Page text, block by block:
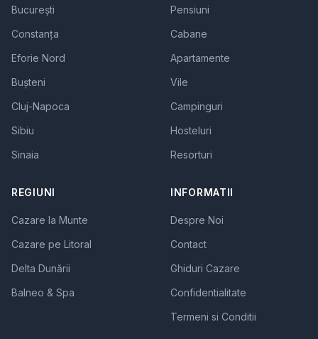
București
Constanța
Eforie Nord
Bușteni
Cluj-Napoca
Sibiu
Sinaia
Pensiuni
Cabane
Apartamente
Vile
Campinguri
Hosteluri
Resorturi
REGIUNI
Cazare la Munte
Cazare pe Litoral
Delta Dunării
Balneo & Spa
INFORMATII
Despre Noi
Contact
Ghiduri Cazare
Confidentialitate
Termeni si Conditii